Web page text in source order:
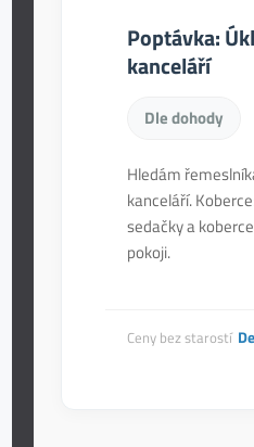
Poptávka:
kanceláří
Dle dohody
Hledám
kanceláří.
sedačky a
pokoji.
Ceny bez starostí